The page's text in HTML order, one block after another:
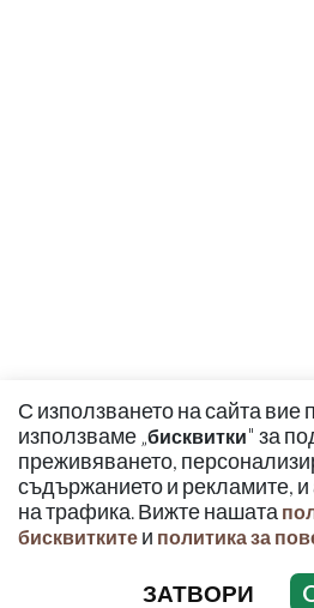
С използването на сайта вие
използваме „бисквитки" за
преживяването,
съдържанието и рекламите,
на трафика. Вижте нашата
бисквитките и политика за
ЗАТВОРИ